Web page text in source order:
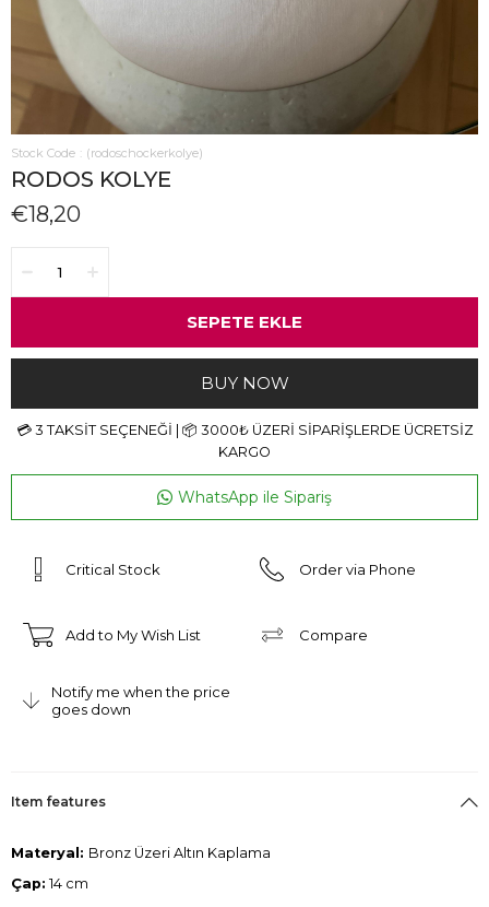
Stock Code (rodoschockerkolye)
RODOS KOLYE
€18,20
WhatsApp ile Sipariş
Critical Stock Order via Phone
Add to My Wish List Compare
Notify me when the price
goes down
Item features
Materyal: Bronz Üzeri Altın Kaplama
Çap: 14 cm